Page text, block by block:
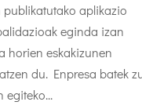
aplikazio
eginda izan
horien eskakizunen
du. Enpresa batek
egiteko...